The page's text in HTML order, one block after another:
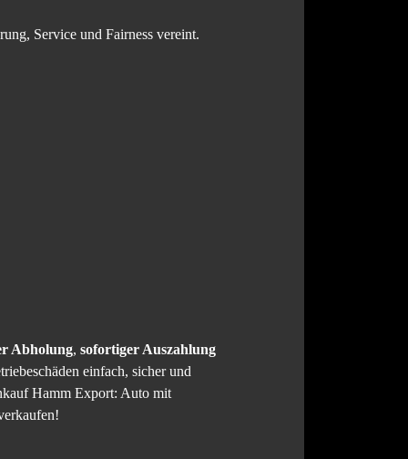
Service und Fairness vereint.
Abholung, sofortiger Auszahlung
einfach, sicher und
Hamm Export: Auto mit